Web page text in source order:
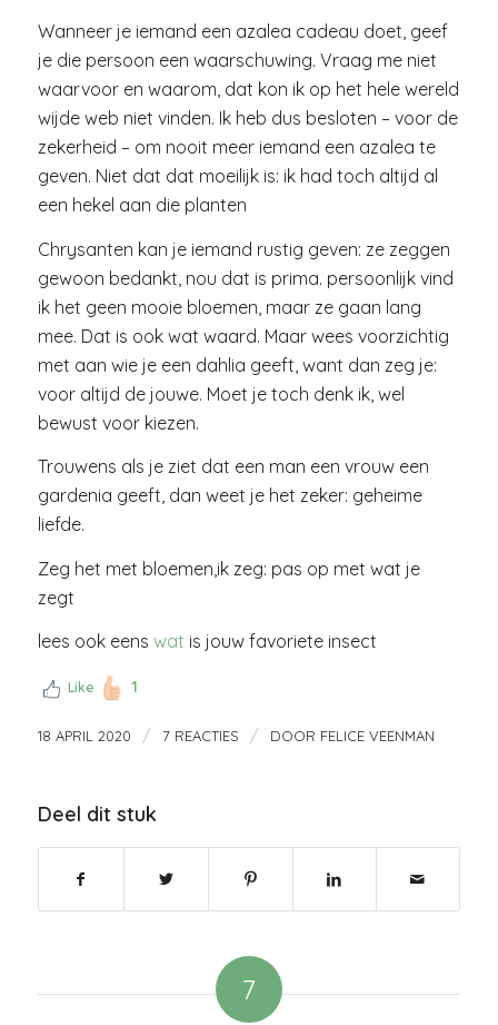
Wanneer je iemand een azalea cadeau doet, geef
je die persoon een waarschuwing. Vraag me niet
waarvoor en waarom, dat kon ik op het hele wereld
wijde web niet vinden. Ik heb dus besloten – voor de
zekerheid – om nooit meer iemand een azalea te
geven. Niet dat dat moeilijk is: ik had toch altijd al
een hekel aan die planten
Chrysanten kan je iemand rustig geven: ze zeggen
gewoon bedankt, nou dat is prima. persoonlijk vind
ik het geen mooie bloemen, maar ze gaan lang
mee. Dat is ook wat waard. Maar wees voorzichtig
met aan wie je een dahlia geeft, want dan zeg je:
voor altijd de jouwe. Moet je toch denk ik, wel
bewust voor kiezen.
Trouwens als je ziet dat een man een vrouw een
gardenia geeft, dan weet je het zeker: geheime
liefde.
Zeg het met bloemen,ik zeg: pas op met wat je
zegt
lees ook eens wat is jouw favoriete insect
Like 1
18 APRIL 2020 / 7 REACTIES / DOOR FELICE VEENMAN
Deel dit stuk
7